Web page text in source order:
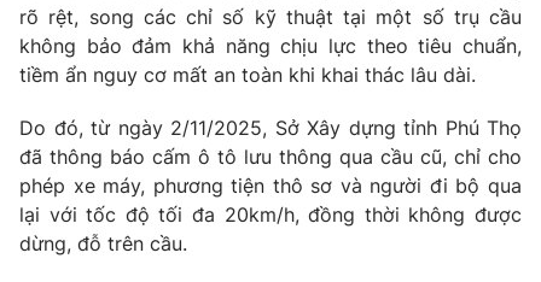
rõ rệt, song các chỉ số kỹ thuật tại một số trụ cầu
không bảo đảm khả năng chịu lực theo tiêu chuẩn,
tiềm ẩn nguy cơ mất an toàn khi khai thác lâu dài.
Do đó, từ ngày 2/11/2025, Sở Xây dựng tỉnh Phú Thọ
đã thông báo cấm ô tô lưu thông qua cầu cũ, chỉ cho
phép xe máy, phương tiện thô sơ và người đi bộ qua
lại với tốc độ tối đa 20km/h, đồng thời không được
dừng, đỗ trên cầu.